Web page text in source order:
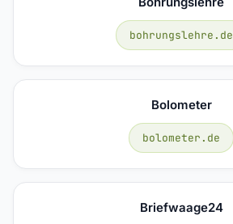
bohrungslehre.de
Bolometer
bolometer.de
Briefwaage24